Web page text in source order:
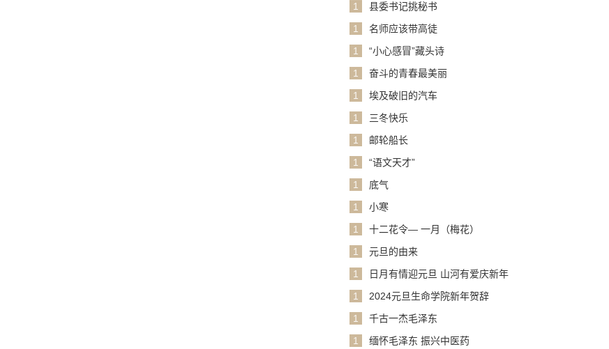
1
县委书记挑秘书
1
名师应该带高徒
1
“小心感冒”藏头诗
1
奋斗的青春最美丽
1
埃及破旧的汽车
1
三冬快乐
1
邮轮船长
1
“语文天才”
1
底气
1
小寒
1
十二花令— 一月（梅花）
1
元旦的由来
1
日月有情迎元旦 山河有爱庆新年
1
2024元旦生命学院新年贺辞
1
千古一杰毛泽东
1
缅怀毛泽东 振兴中医药